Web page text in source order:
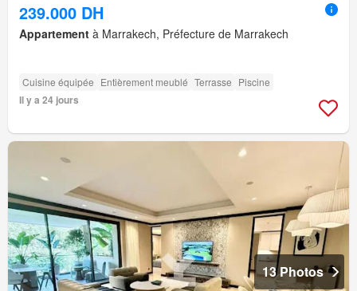
239.000 DH
Appartement à Marrakech, Préfecture de Marrakech
Cuisine équipée Entièrement meublé Terrasse Piscine
Il y a 24 jours
13 Photos